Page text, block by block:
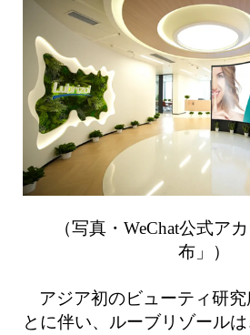
（写真・WeChat公式ア
布」）
アジア初のビューティ研
とに伴い、ルーブリゾール